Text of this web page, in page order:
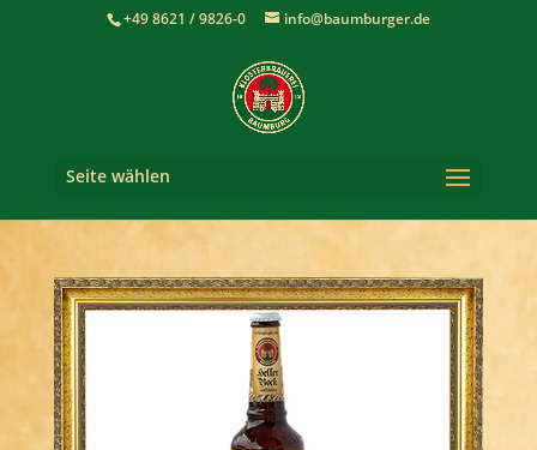
+49 8621 / 9826-0 info@baumburger.de
Seite wählen